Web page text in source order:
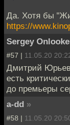
Да. Хотя бы
https://
Sergey
#57 | 11.05.20
Дмитрий
есть
до премьеры
a-dd »
#58 | 11.05.20